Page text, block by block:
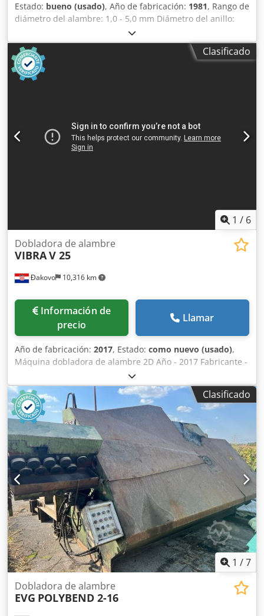
Estado: bueno (usado), Año de fabricación: 1981, Rango de
diámetro del alambre: 1,0 - 5,0 mm Diámetro del anillo:
100 - 600 mm Longitud de introducción del alambre: máx.
2.000 mm Dsdpfxsb Hqz Us Ahujck Rendimiento: 10 - 120
piezas/min.
Clasificado
1 / 6
Đakovo 10,316 km
Dobladora de alambre
VIBRAV 25
Información de
precio
Llamar
Año de fabricación: 2017, Estado: como nuevo (usado),
Máquina dobladora de alambre 2D Año - 2017 Fabricante -
VIBRA Diámetro del alambre - 1-4 mm Capacidad - 30
piezas/ min Dsdpfx Ahsmqk Tpoujck Potencia - 3,5 kw
Clasificado
1 /7
Dobladora de alambre
EVG POLYBEND 2-16